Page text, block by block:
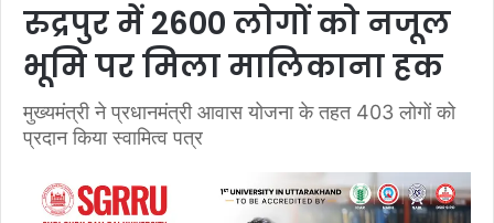
रुद्रपुर में 2600 लोगों को नजूल
भूमि पर मिला मालिकाना हक
मुख्यमंत्री ने प्रधानमंत्री आवास योजना के तहत 403 लोगों को
प्रदान किया स्वामित्व पत्र